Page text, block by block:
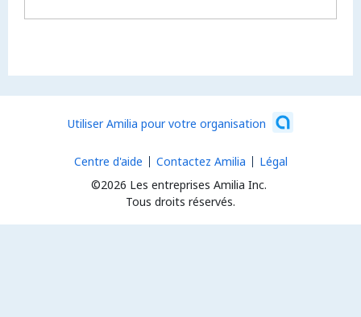
Utiliser Amilia pour votre organisation
©2026 Les entreprises Amilia Inc.
Tous droits réservés.
Centre d'aide Contactez Amilia Légal